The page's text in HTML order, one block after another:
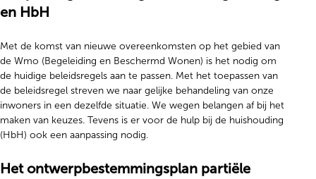
en HbH
Met de komst van nieuwe overeenkomsten op het gebied van
de Wmo (Begeleiding en Beschermd Wonen) is het nodig om
de huidige beleidsregels aan te passen. Met het toepassen van
de beleidsregel streven we naar gelijke behandeling van onze
inwoners in een dezelfde situatie. We wegen belangen af bij het
maken van keuzes. Tevens is er voor de hulp bij de huishouding
(HbH) ook een aanpassing nodig.
Het ontwerpbestemmingsplan partiële